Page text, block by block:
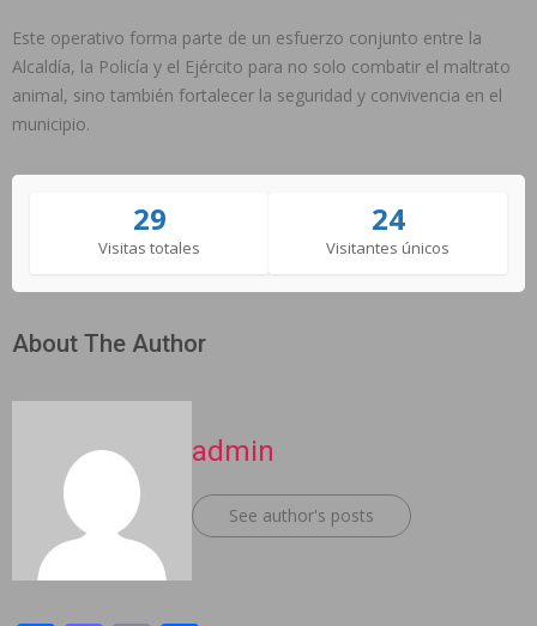
Este operativo forma parte de un esfuerzo conjunto entre la
Alcaldía, la Policía y el Ejército para no solo combatir el maltrato
animal, sino también fortalecer la seguridad y convivencia en el
municipio.
29
Visitas totales
24
Visitantes únicos
About The Author
admin
See author's posts